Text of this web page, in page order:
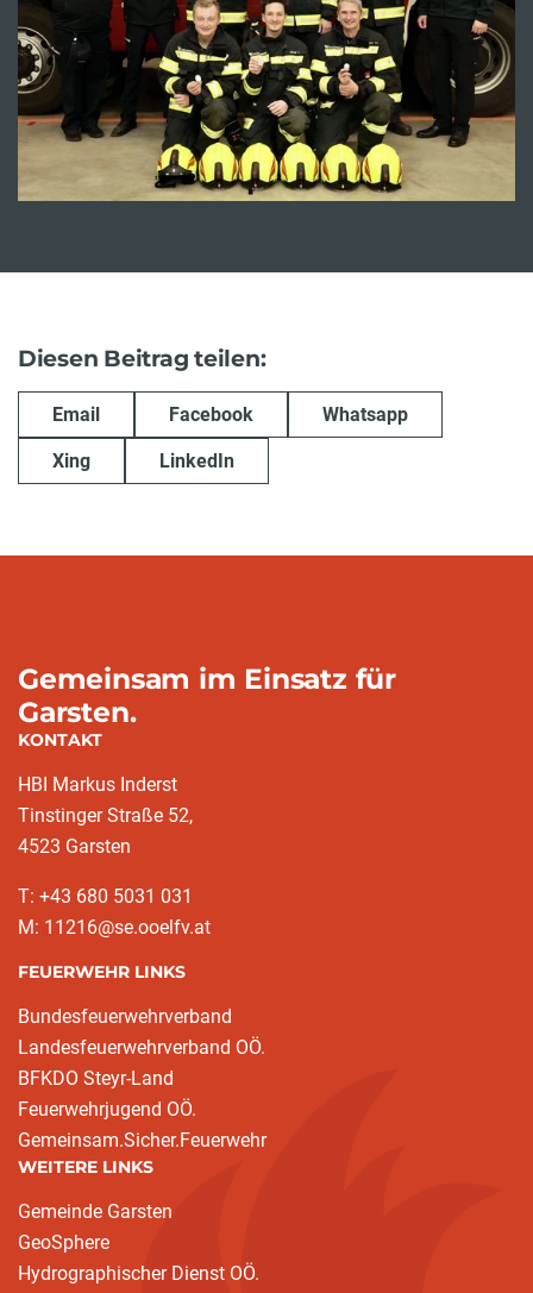
Diesen Beitrag teilen:
Email Facebook Whatsapp
Xing LinkedIn
Gemeinsam im Einsatz für
Garsten.
KONTAKT
HBI Markus Inderst
Tinstinger Straße 52,
4523 Garsten
T: +43 680 5031 031
M: 11216@se.ooelfv.at
FEUERWEHR LINKS
Bundesfeuerwehrverband
Landesfeuerwehrverband OÖ.
BFKDO Steyr-Land
Feuerwehrjugend OÖ.
Gemeinsam.Sicher.Feuerwehr
WEITERE LINKS
Gemeinde Garsten
GeoSphere
Hydrographischer Dienst OÖ.